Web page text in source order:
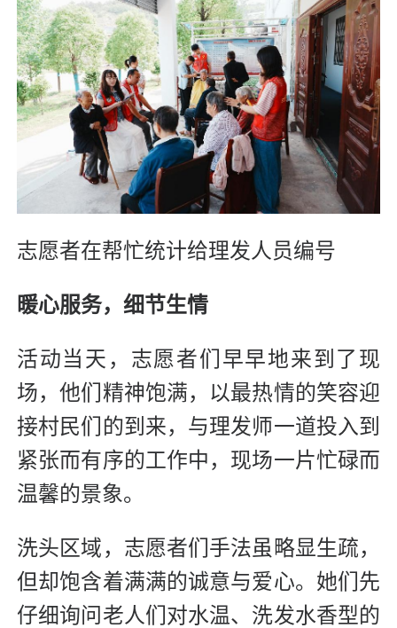
志愿者在帮忙统计给理发人员编号
暖心服务，细节生情
活动当天，志愿者们早早地来到了现
场，他们精神饱满，以最热情的笑容迎
接村民们的到来，与理发师一道投入到
紧张而有序的工作中，现场一片忙碌而
温馨的景象。
洗头区域，志愿者们手法虽略显生疏，
但却饱含着满满的诚意与爱心。她们先
仔细询问老人们对水温、洗发水香型的